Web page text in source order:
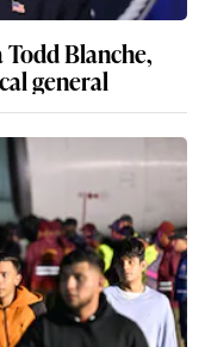
Todd Blanche,
general